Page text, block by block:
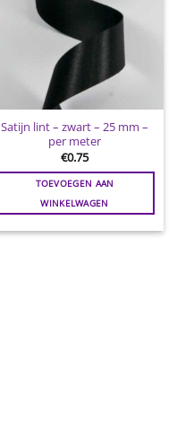
Satijn lint – zwart – 25 mm –
per meter
€0.75
TOEVOEGEN AAN
WINKELWAGEN